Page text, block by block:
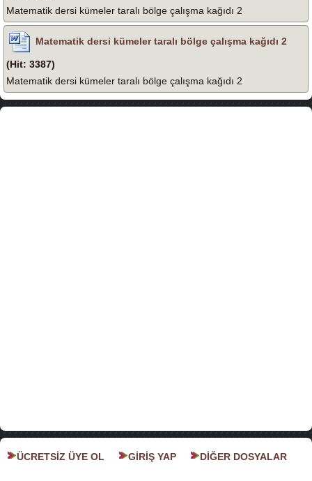
Matematik dersi kümeler taralı bölge çalışma kağıdı 2
Matematik dersi kümeler taralı bölge çalışma kağıdı 2
(Hit: 3387)
Matematik dersi kümeler taralı bölge çalışma kağıdı 2
ÜCRETSİZ ÜYE OL GİRİŞ YAP DİĞER DOSYALAR